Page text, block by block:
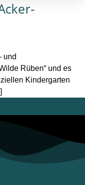
und
Rüben“ und es
Kindergarten